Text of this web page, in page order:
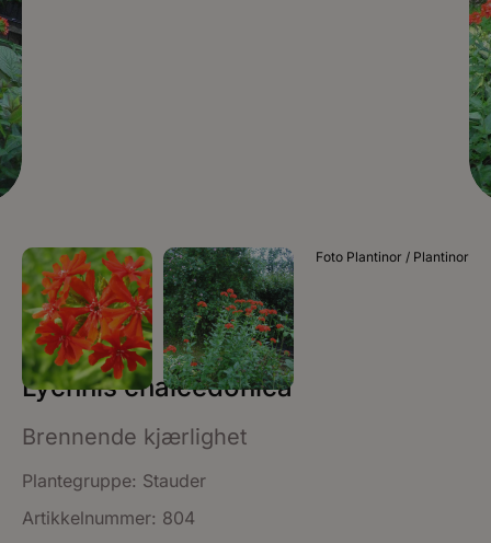
Foto Plantinor / Plantinor
Lychnis chalcedonica
Brennende kjærlighet
Plantegruppe: Stauder
Artikkelnummer: 804